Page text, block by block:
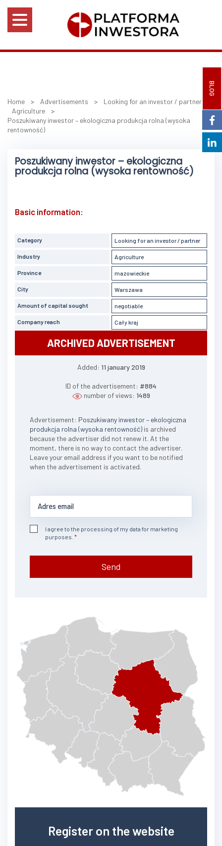
BLOG
Home > Advertisements > Looking for an investor / partner
Agriculture >
Poszukiwany inwestor – ekologiczna produkcja rolna (wysoka
rentowność)
Poszukiwany inwestor – ekologiczna
produkcja rolna (wysoka rentowność)
Basic information:
Category Looking for an investor / partner
Industry Agriculture
Province mazowieckie
City Warszawa
Amount of capital sought negotiable
Company reach Cały kraj
ARCHIVED ADVERTISEMENT
Added: 11 january 2019
ID of the advertisement: #884
number of views: 1489
Advertisement: Poszukiwany inwestor – ekologiczna
produkcja rolna (wysoka rentowność) is archived
because the advertiser did not renew it. At the
moment, there is no way to contact the advertiser.
Leave your email address if you want to be notified
when the advertisement is activated.
I agree to the processing of my data for marketing
purposes.
Send
Register on the website